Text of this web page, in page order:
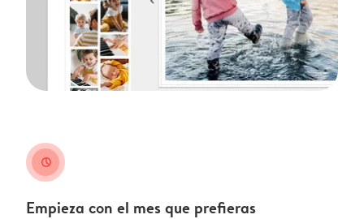
clock
Empieza con el mes que prefieras